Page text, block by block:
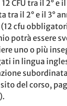
CFU tra il 2° e
tra il 2° e il 3°
(12 cfu
potrà essere
uno o più
in lingua
del corso,